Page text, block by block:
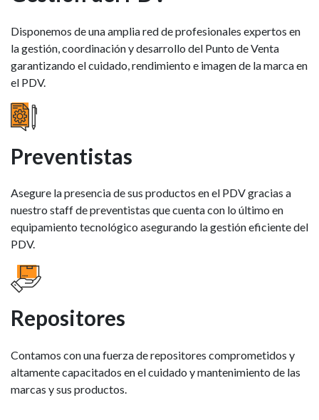
Disponemos de una amplia red de profesionales expertos en
la gestión, coordinación y desarrollo del Punto de Venta
garantizando el cuidado, rendimiento e imagen de la marca en
el PDV.
Preventistas
Asegure la presencia de sus productos en el PDV gracias a
nuestro staff de preventistas que cuenta con lo último en
equipamiento tecnológico asegurando la gestión eficiente del
PDV.
Repositores
Contamos con una fuerza de repositores comprometidos y
altamente capacitados en el cuidado y mantenimiento de las
marcas y sus productos.